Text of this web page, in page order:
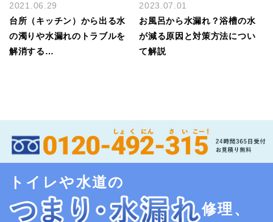
2021.06.29
台所（キッチン）から出る水
の濁りや水漏れのトラブルを
解消する…
2023.07.01
お風呂から水漏れ？浴槽の水
が減る原因と対策方法につい
て解説
トイレや水道の
修理、